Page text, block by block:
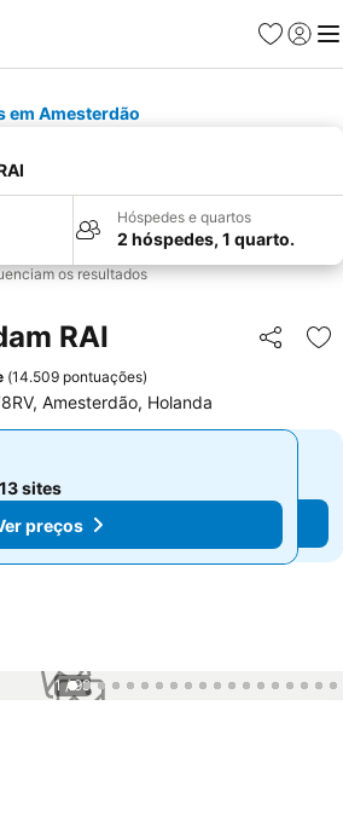
Favoritos
Iniciar
em Amesterdão
Hóspedes e quartos
2 hóspedes, 1 quarto.
os resultados
RAI Partilhar
(14.509 pontuações)
Amesterdão, Holanda
13 sites
Ver preços
13 sites
preços
1 / 99